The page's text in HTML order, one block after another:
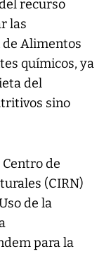
recurso
las
Alimentos
químicos, ya
del
sino
de
(CIRN)
de la
para la